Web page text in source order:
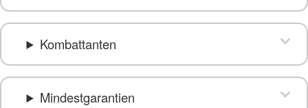
Kombattanten
Mindestgarantien